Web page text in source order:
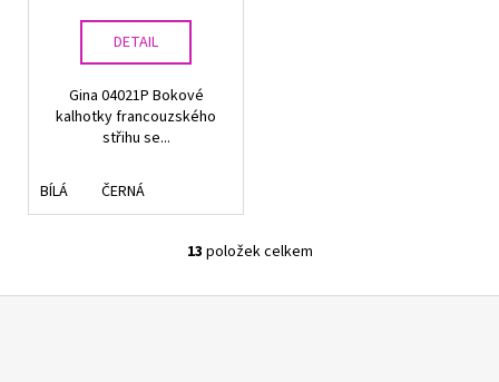
DETAIL
Gina 04021P Bokové
kalhotky francouzského
střihu se...
BÍLÁ ČERNÁ
O
13 položek celkem